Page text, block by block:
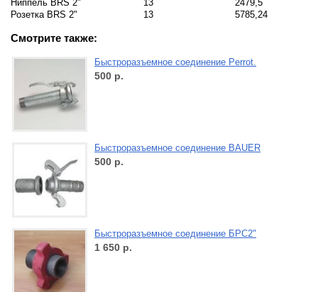
Ниппель BRS 2"
13
2479,5
Розетка BRS 2"
13 5785,24
Смотрите также:
Быстроразъемное соединение Perrot.
500 р.
Быстроразъемное соединение BAUER
500 р.
Быстроразъемное соединение БРС2"
1 650 р.